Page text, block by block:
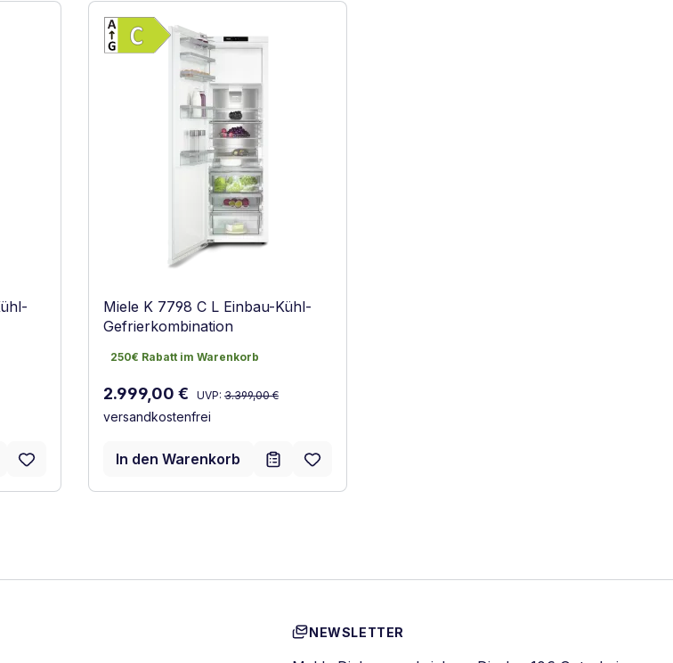
anzeigen
Höchste bis niedrigste Effizienz (A-G)Energieklasse C. Höchste bis niedrigste Effizienz (A-G)
Miele K 7798 C L Einbau-Kühl-
Gefrierkombination
250€ Rabatt im Warenkorb
250€ Rabatt im Warenkorb
Verkaufspreis:
2.999,00 € Regulärer Preis:
UVP: 3.399,00 €
versandkostenfrei
In den Warenkorb
NEWSLETTER